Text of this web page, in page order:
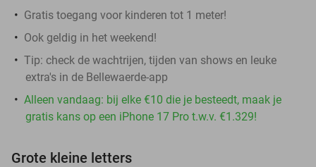
Gratis toegang voor kinderen tot 1 meter!
Ook geldig in het weekend!
Tip: check de wachtrijen, tijden van shows en leuke
extra's in de Bellewaerde-app
Alleen vandaag: bij elke €10 die je besteedt, maak je
gratis kans op een iPhone 17 Pro t.w.v. €1.329!
Grote kleine letters